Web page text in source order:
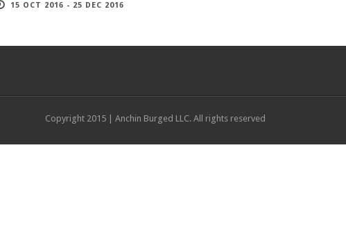
15 OCT 2016 - 25 DEC 2016
Copyright 2015 | Anchin Burged LLC. All rights reserved